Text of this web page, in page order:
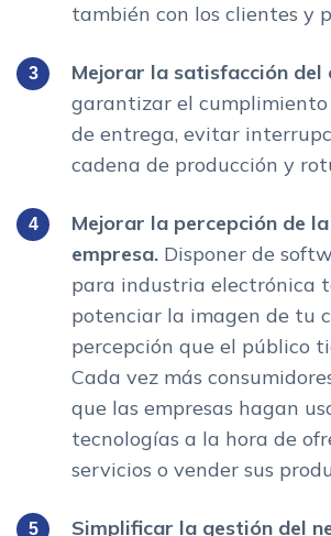
también con los clientes y
Mejorar la satisfacción del
garantizar el cumplimiento
de entrega, evitar
cadena de producción y
Mejorar la percepción de la
empresa. Disponer de
para industria electrónica
potenciar la imagen de tu
percepción que el público
Cada vez más
que las empresas hagan
tecnologías a la hora de
servicios o vender sus
Simplificar la gestión del